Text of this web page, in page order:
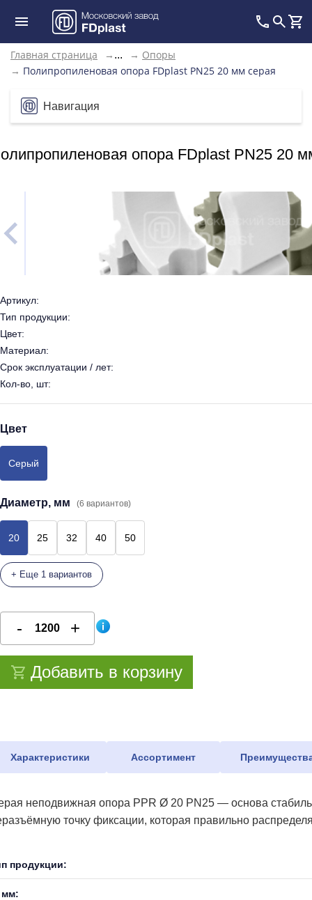
Главная страница → ... → Опоры
→ Полипропиленовая опора FDplast PN25 20 мм серая
Навигация
опора FDplast PN25 20
Артикул:
Тип продукции:
Цвет:
Материал:
Срок эксплуатации / лет:
Кол-во, шт:
Цвет
Серый
Диаметр, мм (6 вариантов)
20 25 32 40 50
+ Еще 1 вариантов
Добавить в корзину
Характеристики Ассортимент
неподвижная опора PPR Ø 20 PN25 — основа
точку фиксации, которая правильно
продукции:
мм: